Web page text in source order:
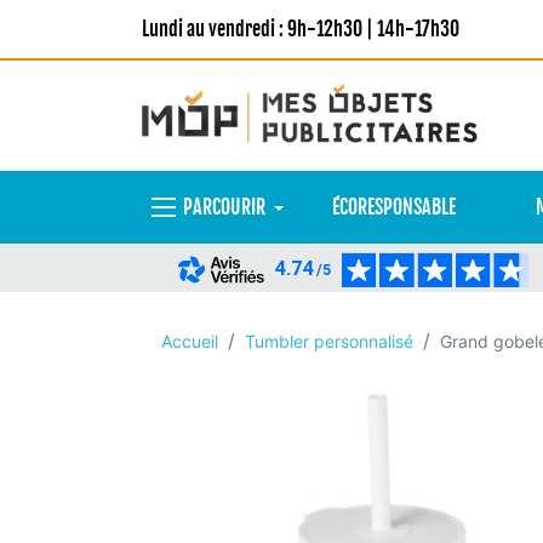
Lundi au vendredi : 9h-12h30 | 14h-17h30
PARCOURIR ÉCORESPONSABLE
4.74/5
Accueil Tumbler personnalisé Grand